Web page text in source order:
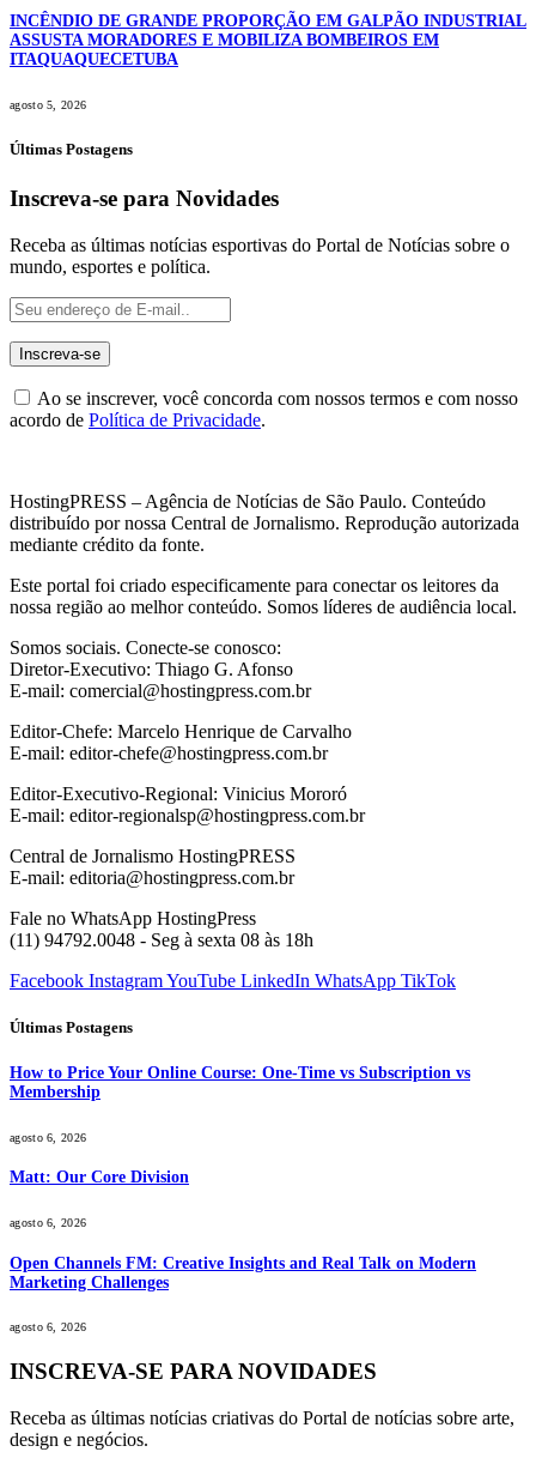
INCÊNDIO DE GRANDE PROPORÇÃO EM GALPÃO INDUSTRIAL
ASSUSTA MORADORES E MOBILIZA BOMBEIROS EM
ITAQUAQUECETUBA
agosto 5, 2026
Últimas Postagens
Inscreva-se para Novidades
Receba as últimas notícias esportivas do Portal de Notícias sobre o
mundo, esportes e política.
Ao se inscrever, você concorda com nossos termos e com nosso
acordo de Política de Privacidade.
HostingPRESS – Agência de Notícias de São Paulo. Conteúdo
distribuído por nossa Central de Jornalismo. Reprodução autorizada
mediante crédito da fonte.
Este portal foi criado especificamente para conectar os leitores da
nossa região ao melhor conteúdo. Somos líderes de audiência local.
Somos sociais. Conecte-se conosco:
Diretor-Executivo: Thiago G. Afonso
E-mail: comercial@hostingpress.com.br
Editor-Chefe: Marcelo Henrique de Carvalho
E-mail: editor-chefe@hostingpress.com.br
Editor-Executivo-Regional: Vinicius Mororó
E-mail: editor-regionalsp@hostingpress.com.br
Central de Jornalismo HostingPRESS
E-mail: editoria@hostingpress.com.br
Fale no WhatsApp HostingPress
(11) 94792.0048 - Seg à sexta 08 às 18h
Facebook InstagramYouTube LinkedIn WhatsApp TikTok
Últimas Postagens
How to Price Your Online Course: One-Time vs Subscription vs
Membership
agosto 6, 2026
Matt: Our Core Division
agosto 6, 2026
Open Channels FM: Creative Insights and Real Talk on Modern
Marketing Challenges
agosto 6, 2026
INSCREVA-SE PARA NOVIDADES
Receba as últimas notícias criativas do Portal de notícias sobre arte,
design e negócios.